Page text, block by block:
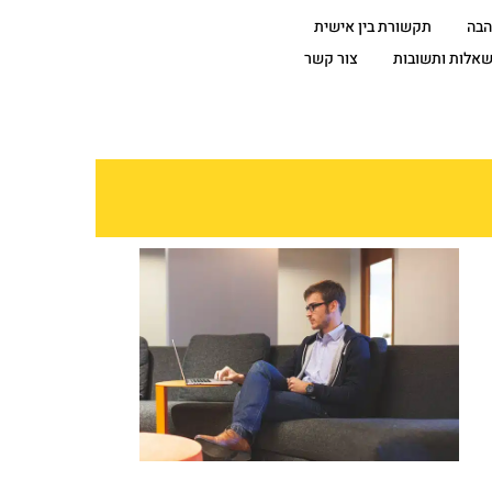
תקשורת בין אישית
ותשובות
צור קשר